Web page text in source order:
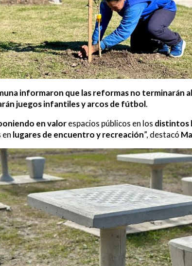
informaron que las reformas no terminarán
juegos infantiles y arcos de fútbol.
en valorespacios públicos en los distintos
lugares de encuentro y recreación”, destacó